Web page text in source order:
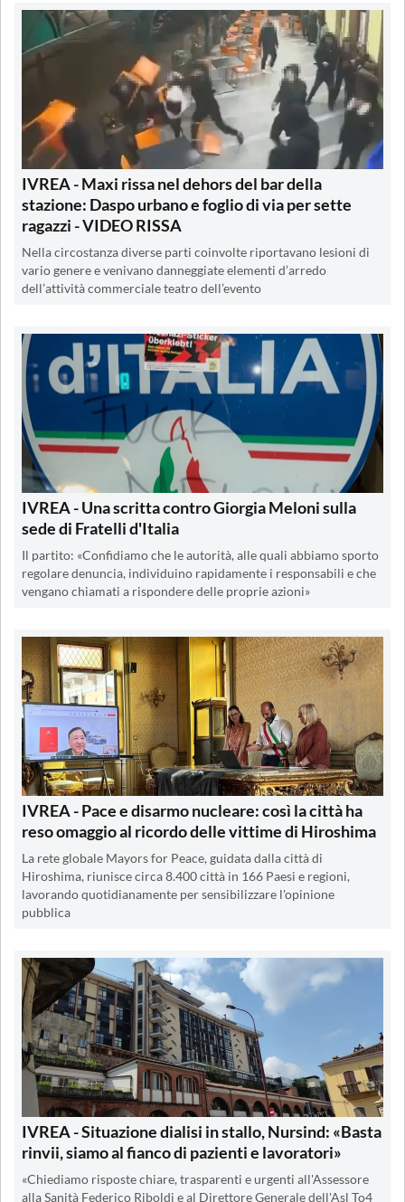
IVREA - Maxi rissa nel dehors del bar della
stazione: Daspo urbano e foglio di via per sette
ragazzi - VIDEO RISSA
Nella circostanza diverse parti coinvolte riportavano lesioni di
vario genere e venivano danneggiate elementi d’arredo
dell’attività commerciale teatro dell’evento
IVREA - Una scritta contro Giorgia Meloni sulla
sede di Fratelli d'Italia
Il partito: «Confidiamo che le autorità, alle quali abbiamo sporto
regolare denuncia, individuino rapidamente i responsabili e che
vengano chiamati a rispondere delle proprie azioni»
IVREA - Pace e disarmo nucleare: così la città ha
reso omaggio al ricordo delle vittime di Hiroshima
La rete globale Mayors for Peace, guidata dalla città di
Hiroshima, riunisce circa 8.400 città in 166 Paesi e regioni,
lavorando quotidianamente per sensibilizzare l'opinione
pubblica
IVREA - Situazione dialisi in stallo, Nursind: «Basta
rinvii, siamo al fianco di pazienti e lavoratori»
«Chiediamo risposte chiare, trasparenti e urgenti all'Assessore
alla Sanità Federico Riboldi e al Direttore Generale dell'Asl To4